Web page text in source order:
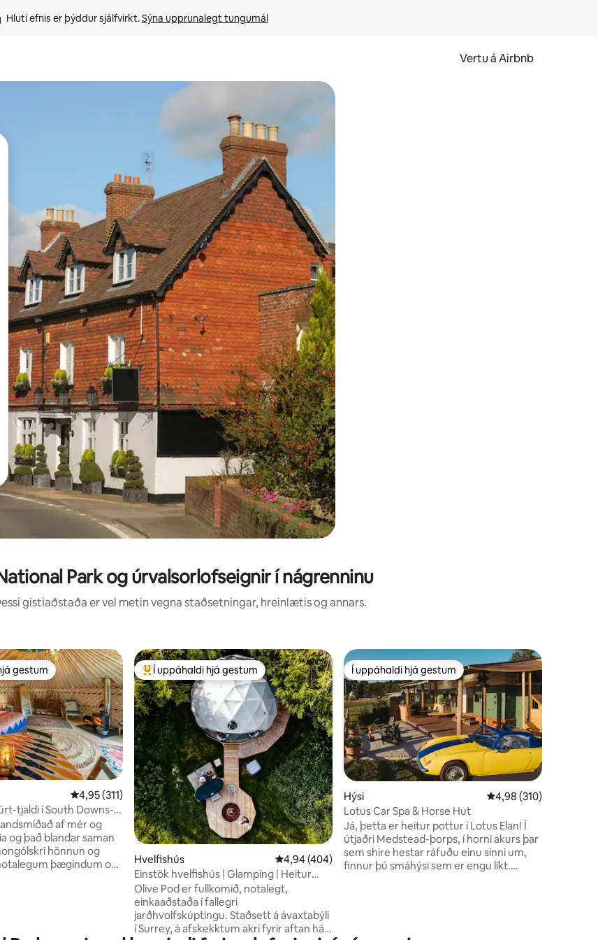
Hluti efnis er þýddur sjálfvirkt. Sýna upprunalegt tungumál
Vertu á Airbnb
eða skoða með því að snerta eða strjúka.
Park og úrvalsorlofseignir í nágrenninu
gistiaðstaða er vel metin vegna staðsetningar, hreinlætis og annars.
hjá gestum
gestum
4,95 af 5 í meðaleinkunn, 311 umsagnir
4,95 (311)
tjaldi í South Downs-
af mér og
og það blandar saman
hönnun og
þægindum og
Í mestu uppáhaldi hjá gestum
Í uppáhaldi hjá gestum
Hvelfishús 4,94 af 5 í meðaleinkunn, 404 umsagnir
4,94 (404)
Einstök hvelfishús | Glamping | Heitur
pottur | Surrey | Fullorðnir
Olive Pod er fullkomið, notalegt,
einkaaðstaða í fallegri
jarðhvolfskúptingu. Staðsett á ávaxtabýli
í Surrey, á afskekktum akri fyrir aftan háa
Í uppáhaldi hjá gestum
Í uppáhaldi hjá gestum
Hýsi 4,98 af 5 í
4,98 (310)
Lotus Car Spa & Horse Hut
Já, þetta er heitur pottur í Lotus Elan! Í
útjaðri Medstead-þorps, í horni akurs þar
sem shire hestar ráfuðu einu sinni um,
finnur þú smáhýsi sem er engu líkt.